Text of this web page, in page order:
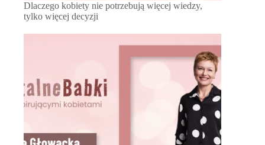
Dlaczego kobiety nie potrzebują więcej wiedzy,
tylko więcej decyzji